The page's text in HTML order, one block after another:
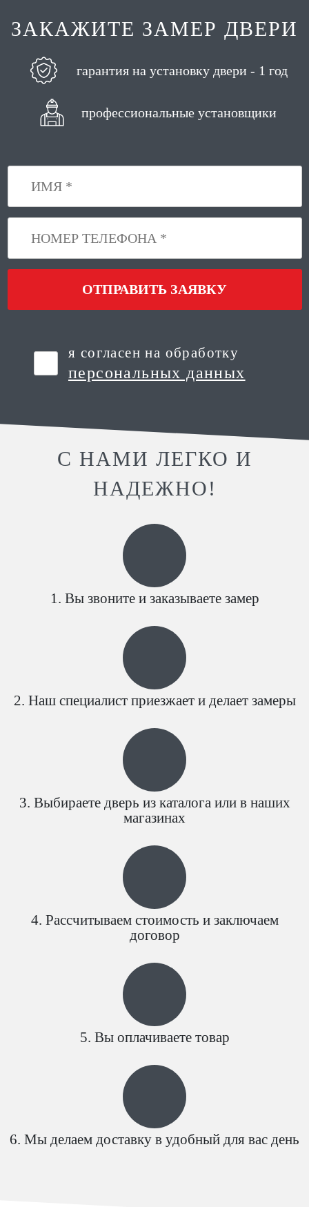
ЗАКАЖИТЕ ЗАМЕР ДВЕРИ
гарантия на установку двери - 1 год
профессиональные установщики
ОТПРАВИТЬ ЗАЯВКУ
я согласен на обработку
персональных данных
С НАМИ ЛЕГКО И
НАДЕЖНО!
Вы звоните и заказываете замер
Наш специалист приезжает и делает замеры
Выбираете дверь из каталога или в наших
магазинах
Рассчитываем стоимость и заключаем
договор
Вы оплачиваете товар
Мы делаем доставку в удобный для вас день